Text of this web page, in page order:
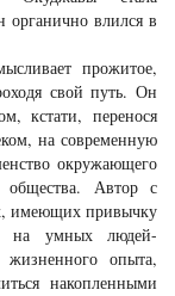
влился в
прожитое,
свой путь. Он
кстати, перенося
на современную
окружающего
общества. Автор с
имеющих привычку
на умных людей-
опыта,
накопленными